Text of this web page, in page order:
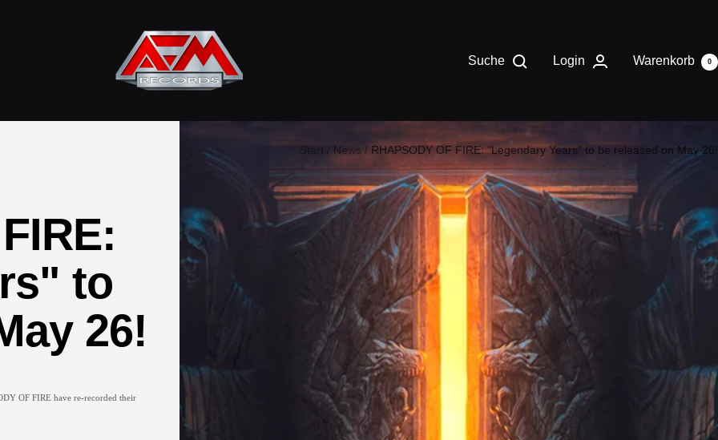
Records
Suche Login Warenkorb 0
Start News RHAPSODY OF FIRE: "Legendary Years" to be released on May 26!
to
26!
OF FIRE have re-recorded their